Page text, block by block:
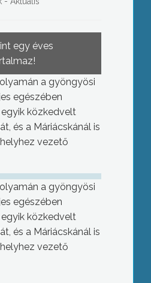
egy éves
a gyöngyösi
egészében
közkedvelt
és a Máriácskánál is
vezető
a gyöngyösi
egészében
közkedvelt
és a Máriácskánál is
vezető